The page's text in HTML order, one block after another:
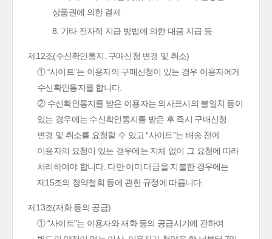
상품권에 의한 결제
8. 기타 전자적 지급 방법에 의한 대금 지급 등
제12조(수신확인통지․구매신청 변경 및 취소)
① “사이트”는 이용자의 구매신청이 있는 경우 이용자에게
수신확인통지를 합니다.
② 수신확인통지를 받은 이용자는 의사표시의 불일치 등이
있는 경우에는 수신확인통지를 받은 후 즉시 구매신청
변경 및 취소를 요청할 수 있고 “사이트”는 배송 전에
이용자의 요청이 있는 경우에는 지체 없이 그 요청에 따라
처리하여야 합니다. 다만 이미 대금을 지불한 경우에는
제15조의 청약철회 등에 관한 규정에 따릅니다.
제13조(재화 등의 공급)
① “사이트”는 이용자와 재화 등의 공급시기에 관하여